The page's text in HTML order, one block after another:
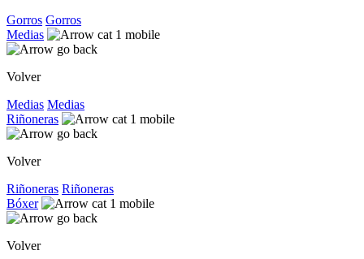
Gorros Gorros
Medias
Volver
Medias Medias
Riñoneras
Volver
Riñoneras Riñoneras
Bóxer
Volver